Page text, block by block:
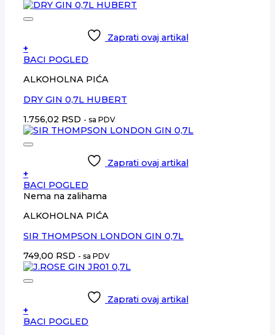
Zaprati ovaj artikal
+
BACI POGLED
ALKOHOLNA PIĆA
DRY GIN 0,7L HUBERT
1.756,02 RSD - sa PDV
Zaprati ovaj artikal
+
BACI POGLED
Nema na zalihama
ALKOHOLNA PIĆA
SIR THOMPSON LONDON GIN 0,7L
749,00 RSD - sa PDV
Zaprati ovaj artikal
+
BACI POGLED